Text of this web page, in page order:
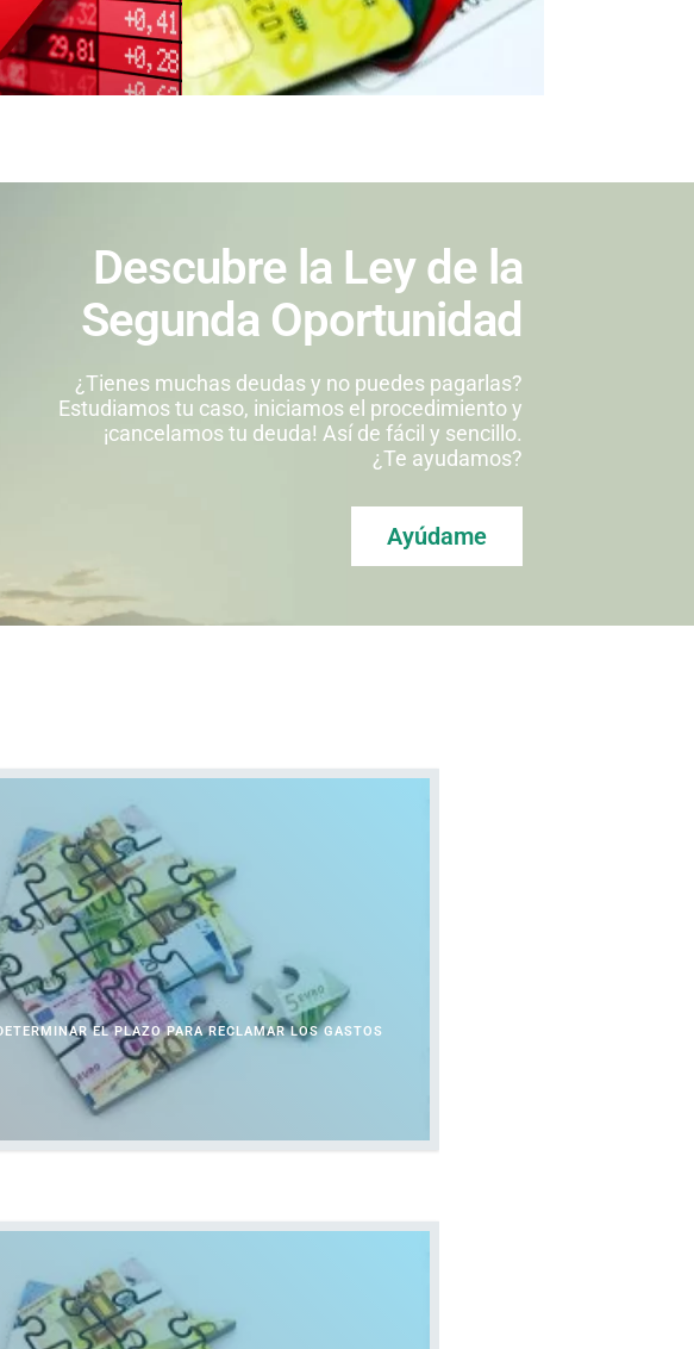
Descubre la Ley de la
Segunda Oportunidad
¿Tienes muchas deudas y no puedes pagarlas?
Estudiamos tu caso, iniciamos el procedimiento y
¡cancelamos tu deuda! Así de fácil y sencillo.
¿Te ayudamos?
Ayúdame
EL PLAZO PARA RECLAMAR LOS GASTOS